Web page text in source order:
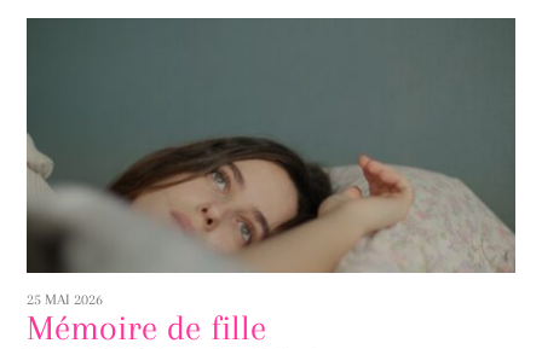
25 MAI 2026
Mémoire de fille